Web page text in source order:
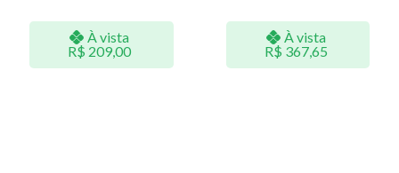
À vista
R$ 209,00
À vista
R$ 367,65